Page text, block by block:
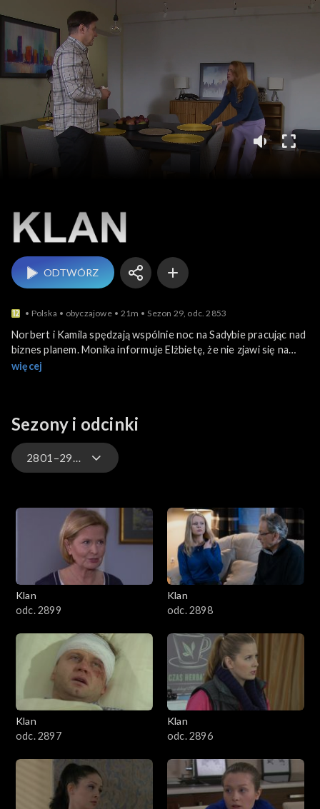
ODTWÓRZ
Polska obyczajowe 21m Sezon 29, odc. 2853
Norbert i Kamila spędzają wspólnie noc na Sadybie pracując nad
biznes planem. Monika informuje Elżbietę, że nie zjawi się na
kolacji wigilijnej z powodu Daniela. Chłopak nie ma ochoty
więcej
Sezony i odcinki
2801–2900
4601–4700
4501–4600
4401–4500
4301–4400
4201–4300
4101–4200
3901–4000
Klan
odc. 2899
Klan
odc. 2898
Klan
odc. 2897
Klan
odc. 2896